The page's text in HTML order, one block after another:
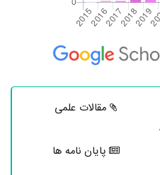
مقالات علمی
پایان نامه ها